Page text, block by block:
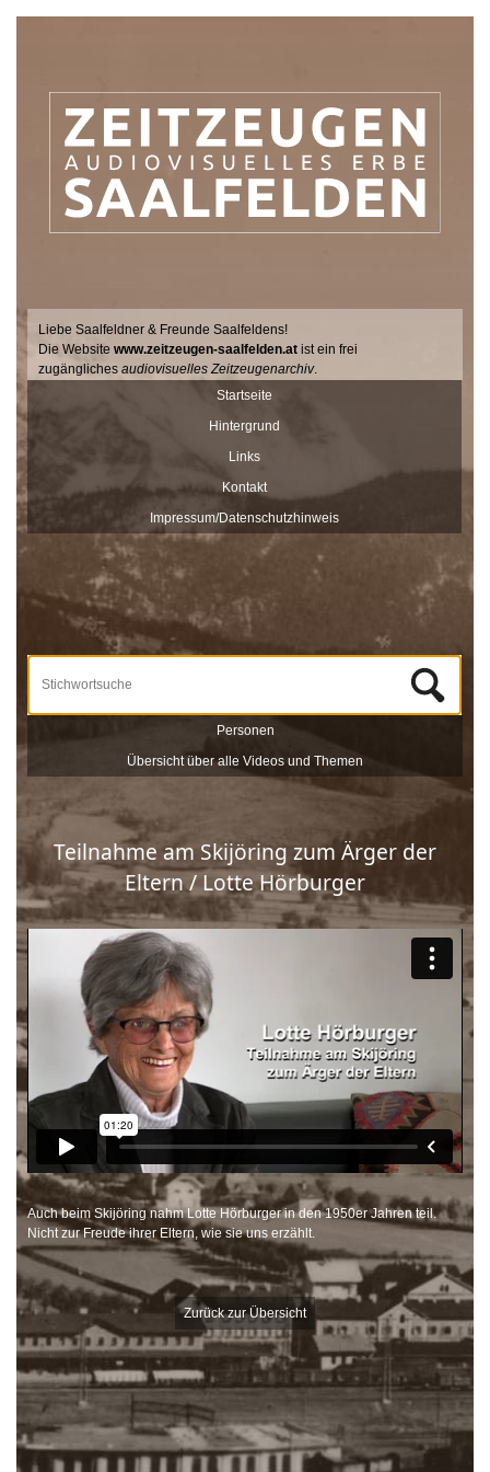
Liebe Saalfeldner & Freunde Saalfeldens!
Die Websitewww.zeitzeugen-saalfelden.at ist ein frei
zugänglichesaudiovisuelles Zeitzeugenarchiv.
Seit 2017 sucht der Filmemacher Thomas Junker gemeinsam mit
Dr. Andrea Dillinger vom Museum Schloss Ritzen im Auftrag der
Stadtgemeinde Saalfelden Zeitzeugen auf hält ihre Geschichten
und Erinnerungen mit der Videokamera fest.
Diese Interviews werden Stück für Stück auf dieser Seite
veröffentlicht und sind nach Stichworten zu Themen und
Zeitzeugen durchsuchbar.
Unterstützt werden die Dreharbeiten und das Onlineportale vom
Museum Schloss Ritzen und der
-Förderung der
Europäischen Union. Mit dieser Sammlung von
Zeitzeugeninterviews wird das kulturelle und gesellschaftliche Erbe
Saalfeldens lebendig gehalten, sprich die Geschichte Saalfeldens.
Wir bedanken uns bei allen Beteiligten, die zur Umsetzung dieses
Projektes beigetragen haben!
Startseite
Hintergrund
Links
Kontakt
Impressum/Datenschutzhinweis
Personen
Übersicht über alle Videos und Themen
Teilnahme am Skijöring zum Ärger der
Eltern / Lotte Hörburger
Auch beim Skijöring nahm Lotte Hörburger in den 1950er Jahren teil.
Nicht zur Freude ihrer Eltern, wie sie uns erzählt.
Zurück zur Übersicht